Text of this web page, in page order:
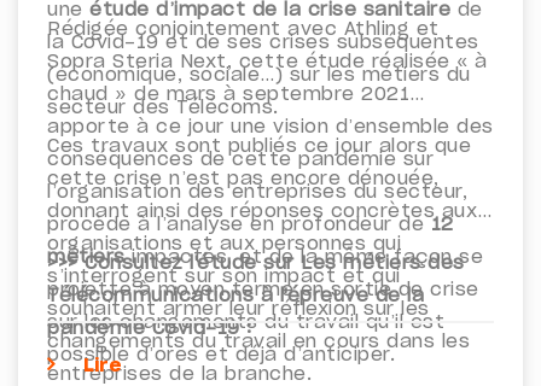
une étude d’impact de la crise sanitaire de
la Covid-19 et de ses crises subséquentes
(économique, sociale…) sur les métiers du
secteur des Télécoms.
Rédigée conjointement avec Athling et
Sopra Steria Next, cette étude réalisée « à
chaud » de mars à septembre 2021
apporte à ce jour une vision d’ensemble des
conséquences de cette pandémie sur
l’organisation des entreprises du secteur,
procède à l’analyse en profondeur de 12
métiersimpactés, et de la même façon se
projette à moyen terme en sortie de crise
sur les changements du travail qu’il est
possible d’ores et déjà d’anticiper.
Ces travaux sont publiés ce jour alors que
cette crise n’est pas encore dénouée,
donnant ainsi des réponses concrètes aux
organisations et aux personnes qui
s’interrogent sur son impact et qui
souhaitent armer leur réflexion sur les
changements du travail en cours dans les
entreprises de la branche.
>>> Consultez l'étude sur Les métiers des
Télécommunications à l'épreuve de la
pandémie Covid-19 :
Lire